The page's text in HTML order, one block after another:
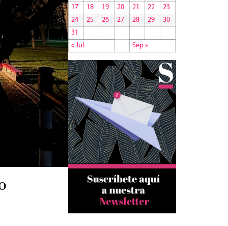
17
18 19 20 21 22
23
24
25 26 27 28 29
30
31
« Jul
Sep »